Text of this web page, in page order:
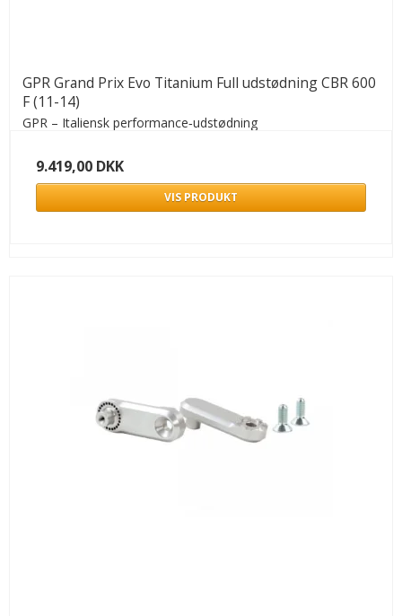
GPR Grand Prix Evo Titanium Full udstødning CBR 600
F (11-14)
GPR – Italiensk performance‑udstødning
9.419,00 DKK
VIS PRODUKT